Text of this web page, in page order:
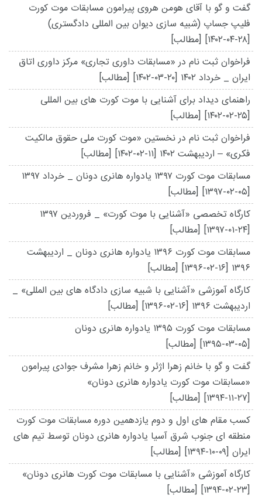
گفت و گو با آقای هومن هروی پیرامون مسابقات موت کورت
فلیپ جساپ (شبیه سازی دیوان بین المللی دادگستری)
[۱۴۰۲-۰۴-۲۸] [مطالب]
فراخوان ثبت نام در «مسابقات داوری تجاری» مرکز داوری اتاق
ایران _ خرداد ۱۴۰۲
[۱۴۰۲-۰۳-۲۰] [مطالب]
راهنمای دیداد برای آشنایی با موت کورت های بین المللی
[۱۴۰۲-۰۲-۲۵] [مطالب]
فراخوان ثبت نام در نخستین «موت کورت ملی حقوق مالکیت
فکری» – اردیبهشت ۱۴۰۲
[۱۴۰۲-۰۲-۱۱] [مطالب]
مسابقات موت کورت ۱۳۹۷ یادواره هانری دونان _ خرداد ۱۳۹۷
[۱۳۹۷-۰۲-۰۵] [مطالب]
کارگاه تخصصی «آشنایی با موت کورت» _ فروردین ۱۳۹۷
[۱۳۹۷-۰۱-۲۴] [مطالب]
مسابقات موت کورت ۱۳۹۶ یادواره هانری دونان _ اردیبهشت
۱۳۹۶ [۱۳۹۶-۰۲-۱۶] [مطالب]
کارگاه آموزشی «آشنایی با شبیه سازی دادگاه های بین المللی» _
اردیبهشت ۱۳۹۶
[۱۳۹۶-۰۲-۱۶] [مطالب]
مسابقات موت کورت ۱۳۹۵ یادواره هانری دونان
[۱۳۹۵-۰۳-۰۵] [مطالب]
گفت و گو با خانم زهرا اژئر و خانم زهرا مشرف جوادی پیرامون
«مسابقات موت کورت یادواره هانری دونان»
[۱۳۹۴-۱۱-۲۷] [مطالب]
کسب مقام های اول و دوم یازدهمین دوره مسابقات موت کورت
منطقه ای جنوب شرق آسیا یادواره هانری دونان توسط تیم های
ایران [۱۳۹۴-۱۰-۰۹] [مطالب]
کارگاه آموزشی «آشنایی با مسابقات موت کورت هانری دونان»
[۱۳۹۴-۰۲-۲۳] [مطالب]